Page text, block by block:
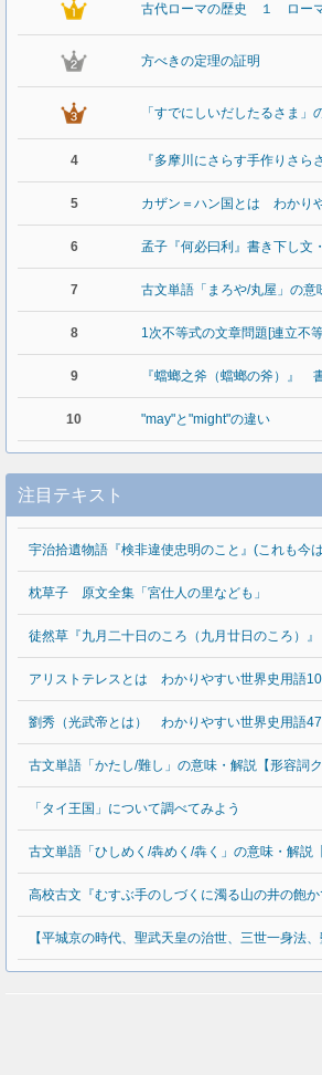
古代ローマの歴史 １ ローマ
方べきの定理の証明
「すでにしいだしたるさま」
4 『多摩川にさらす手作りさ
5 カザン＝ハン国とは わかり
6 孟子『何必曰利』書き下し文
7 古文単語「まろや/丸屋」の意
8 1次不等式の文章問題[連立不
9 『蟷螂之斧（蟷螂の斧）』
10 "may"と"might"の違い
注目テキスト
宇治拾遺物語『検非違使忠明のこと』(これも今
枕草子 原文全集「宮仕人の里なども」
徒然草『九月二十日のころ（九月廿日のころ）
アリストテレスとは わかりやすい世界史用語
劉秀（光武帝とは） わかりやすい世界史用語
古文単語「かたし/難し」の意味・解説【形容詞ク
「タイ王国」について調べてみよう
古文単語「ひしめく/犇めく/犇く」の意味・解説
高校古文『むすぶ手のしづくに濁る山の井の飽
【平城京の時代、聖武天皇の治世、三世一身法